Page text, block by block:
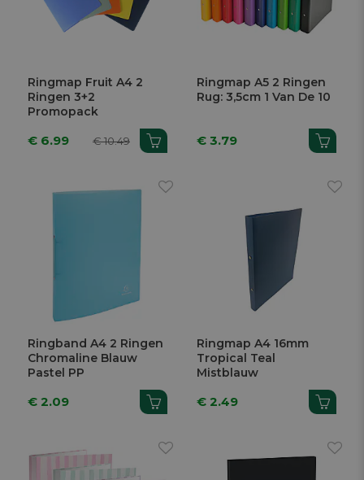
Ringmap Fruit A4 2
Ringen 3+2
Promopack
€ 6.99 € 10.49
Ringmap A5 2 Ringen
Rug: 3,5cm 1 Van De 10
€ 3.79
Ringband A4 2 Ringen
Chromaline Blauw
Pastel PP
€ 2.09
Ringmap A4 16mm
Tropical Teal
Mistblauw
€ 2.49